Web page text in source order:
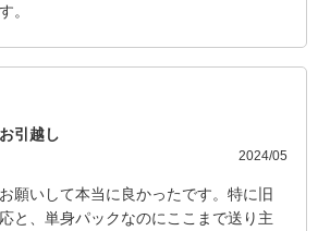
。
引越し
2024/05
願いして本当に良かったです。特に旧
と、単身パックなのにここまで送り主